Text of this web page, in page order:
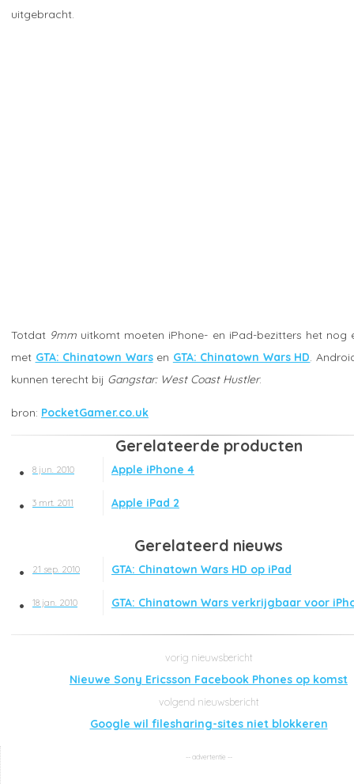
uitgebracht.
Totdat 9mm uitkomt moeten iPhone- en iPad-bezitters het nog
met GTA: Chinatown Warsen GTA: Chinatown Wars HD .
kunnen terecht bij Gangstar: West Coast Hustler.
PocketGamer.co.uk
Gerelateerde producten
8 jun. 2010 Apple iPhone 4
3 mrt. 2011 Apple iPad 2
Gerelateerd nieuws
21 sep. 2010 GTA: Chinatown Wars HD op iPad
18 jan. 2010 GTA: Chinatown Wars verkrijgbaar voor
Nieuwe Sony Ericsson Facebook Phones op komst
Google wil filesharing-sites niet blokkeren